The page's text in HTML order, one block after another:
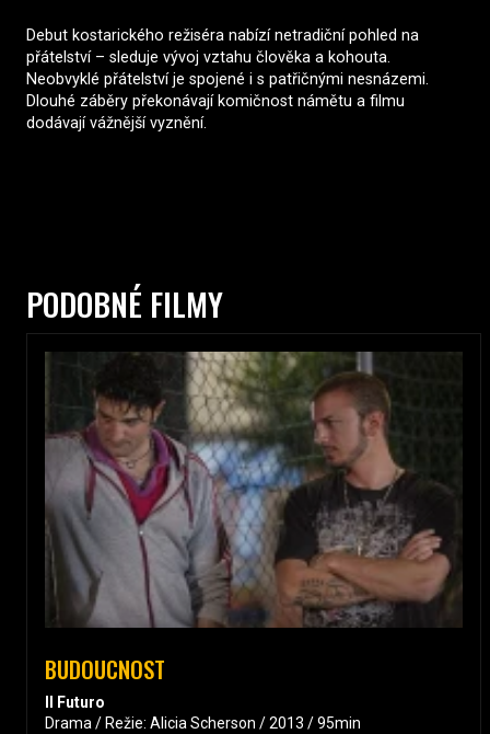
Debut kostarického režiséra nabízí netradiční pohled na
přátelství – sleduje vývoj vztahu člověka a kohouta.
Neobvyklé přátelství je spojené i s patřičnými nesnázemi.
Dlouhé záběry překonávají komičnost námětu a filmu
dodávají vážnější vyznění.
PODOBNÉ FILMY
BUDOUCNOST
Il Futuro
Drama / Režie: Alicia Scherson / 2013 / 95min